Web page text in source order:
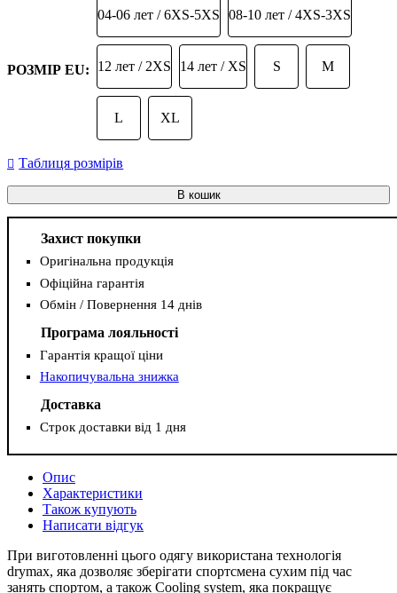
РОЗМІР EU:
04-06 лет / 6XS-5XS 08-10 лет / 4XS-3XS
12 лет / 2XS 14 лет / XS S M
L XL
Таблиця розмірів
В кошик
Захист покупки
Оригінальна продукція
Офіційна гарантія
Обмін / Повернення 14 днів
Програма лояльності
Гарантія кращої ціни
Накопичувальна знижка
Доставка
Строк доставки від 1 дня
Опис
Характеристики
Також купують
Написати відгук
При виготовленні цього одягу використана технологія
drymax, яка дозволяє зберігати спортсмена сухим під час
занять спортом, а також Сooling system, яка покращує